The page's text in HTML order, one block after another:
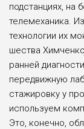
подстанциях, на
телемеханика.
техноло­гии их
шества
ранней
передвижную
стажировку у
используем
Это, конечно,